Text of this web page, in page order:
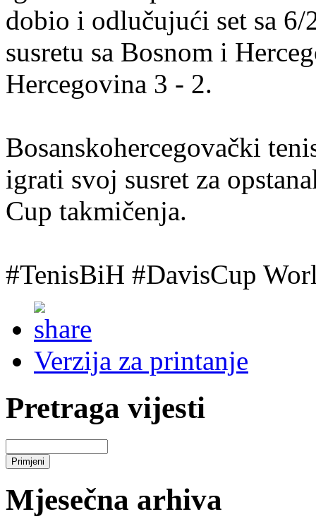
dobio i odlučujući set sa 6/
susretu sa Bosnom i
Hercegovina 3 - 2.
Bosanskohercegovački
igrati svoj susret za
Cup takmičenja.
#TenisBiH #DavisCup
Verzija za printanje
Pretraga vijesti
Mjesečna arhiva